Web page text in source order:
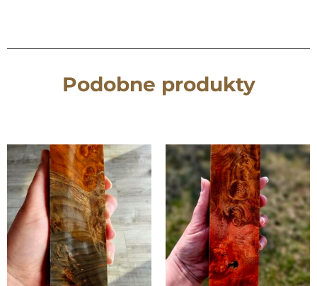
Podobne produkty